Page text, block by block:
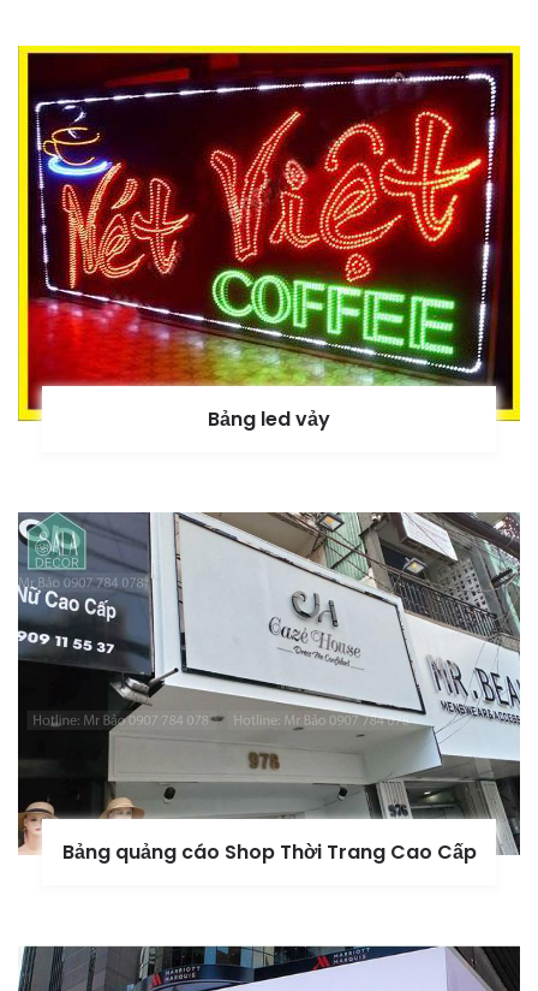
Bảng led vảy
Bảng quảng cáo Shop Thời Trang Cao Cấp